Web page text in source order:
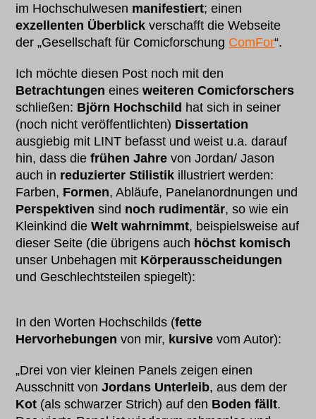
im Hochschulwesen manifestiert; einen
exzellenten Überblick verschafft die Webseite
der „Gesellschaft für Comicforschung ComFor“.
Ich möchte diesen Post noch mit den
Betrachtungen einesweiteren Comicforschers
schließen: Björn Hochschild hat sich in seiner
(noch nicht veröffentlichten) Dissertation
ausgiebig mit LINT befasst und weist u.a. darauf
hin, dass diefrühen Jahre von Jordan/ Jason
auch in reduzierter Stilistik illustriert werden:
Farben, Formen, Abläufe, Panelanordnungen und
Perspektiven sind noch rudimentär, so wie ein
Kleinkind dieWelt wahrnimmt, beispielsweise auf
dieser Seite (die übrigens auch höchst komisch
unser Unbehagen mit Körperausscheidungen
und Geschlechtsteilen spiegelt):
In den Worten Hochschilds (fette
Hervorhebungen von mir, kursive vom Autor):
„Drei von vier kleinen Panels zeigen einen
Ausschnitt vonJordans Unterleib, aus dem der
Kot (als schwarzer Strich) auf den Boden fällt.